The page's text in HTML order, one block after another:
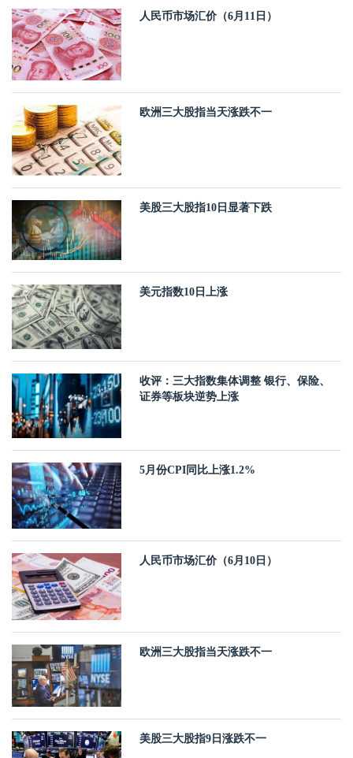
人民币市场汇价（6月11日）
欧洲三大股指当天涨跌不一
美股三大股指10日显著下跌
美元指数10日上涨
收评：三大指数集体调整 银行、保险、
证券等板块逆势上涨
5月份CPI同比上涨1.2%
人民币市场汇价（6月10日）
欧洲三大股指当天涨跌不一
美股三大股指9日涨跌不一